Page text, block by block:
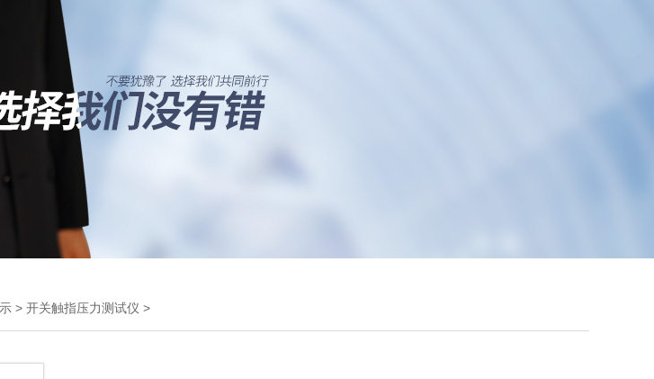
> 开关触指压力测试仪 >